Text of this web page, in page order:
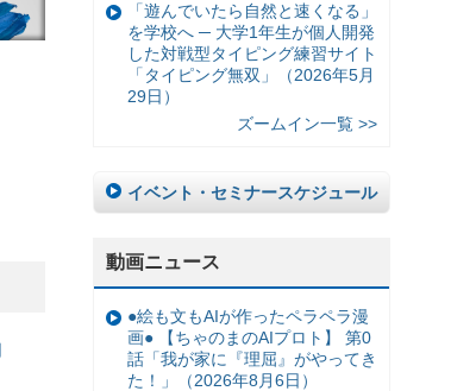
「遊んでいたら自然と速くなる」
を学校へ ─ 大学1年生が個人開発
した対戦型タイピング練習サイト
「タイピング無双」（2026年5月
29日）
ズームイン一覧 >>
イベント・セミナースケジュール
動画ニュース
●絵も文もAIが作ったペラペラ漫
画● 【ちゃのまのAIプロト】 第0
話「我が家に『理屈』がやってき
た！」（2026年8月6日）